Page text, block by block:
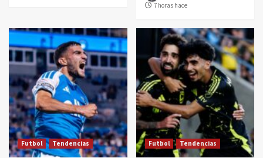
7 horas hace
Futbol Tendencias Futbol Tendencias